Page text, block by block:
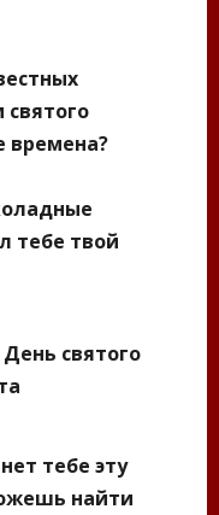
святого
времена?
тебе твой
святого
тебе эту
найти